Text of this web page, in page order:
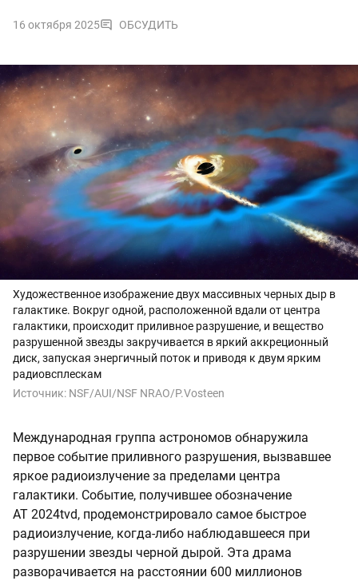
16 октября 2025 ОБСУДИТЬ
Художественное изображение двух массивных черных дыр в
галактике. Вокруг одной, расположенной вдали от центра
галактики, происходит приливное разрушение, и вещество
разрушенной звезды закручивается в яркий аккреционный
диск, запуская энергичный поток и приводя к двум ярким
радиовсплескам
Источник: NSF/AUI/NSF NRAO/P.Vosteen
Международная группа астрономов обнаружила
первое событие приливного разрушения, вызвавшее
яркое радиоизлучение за пределами центра
галактики. Событие, получившее обозначение
AT 2024tvd, продемонстрировало самое быстрое
радиоизлучение, когда-либо наблюдавшееся при
разрушении звезды черной дырой. Эта драма
разворачивается на расстоянии 600 миллионов